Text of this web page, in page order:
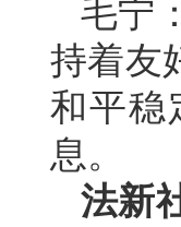
毛宁
持着友
和平稳
息。
法新